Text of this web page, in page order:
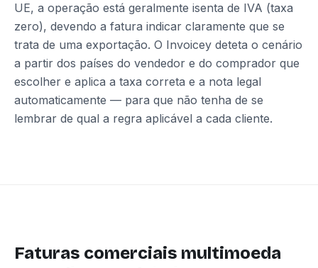
UE, a operação está geralmente isenta de IVA (taxa
zero), devendo a fatura indicar claramente que se
trata de uma exportação. O Invoicey deteta o cenário
a partir dos países do vendedor e do comprador que
escolher e aplica a taxa correta e a nota legal
automaticamente — para que não tenha de se
lembrar de qual a regra aplicável a cada cliente.
Faturas comerciais multimoeda